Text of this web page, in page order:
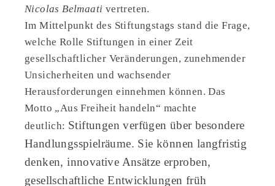
Nicolas Belmaati vertreten.
Im Mittelpunkt des Stiftungstags stand die Frage,
welche Rolle Stiftungen in einer Zeit
gesellschaftlicher Veränderungen, zunehmender
Unsicherheiten und wachsender
Herausforderungen einnehmen können. Das
Motto „Aus Freiheit handeln“ machte
deutlich: Stiftungen verfügen über besondere
Handlungsspielräume. Sie können langfristig
denken,innovative Ansätze erproben,
gesellschaftliche Entwicklungen früh